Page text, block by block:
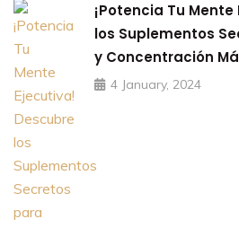
¡Potencia Tu
los Suplementos
y Concentración
4 January, 2024